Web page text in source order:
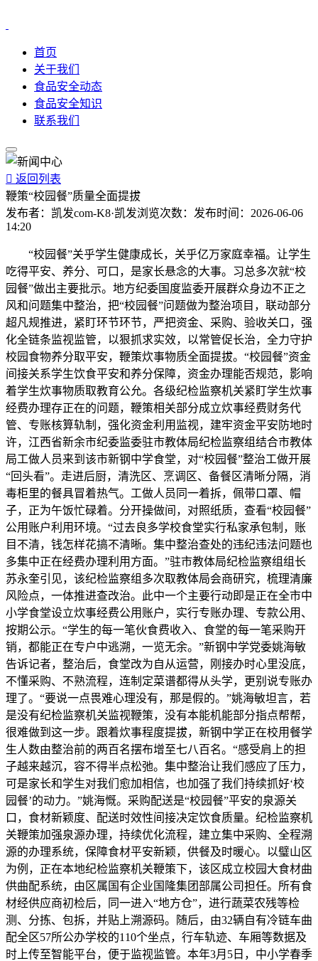
首页
关于我们
食品安全动态
食品安全知识
联系我们
 返回列表
鞭策“校园餐”质量全面提拔
发布者： 凯发com-K8·凯发浏览次数： 发布时间： 2026-06-06
14:20
“校园餐”关乎学生健康成长，关乎亿万家庭幸福。让学生
吃得平安、养分、可口，是家长悬念的大事。习总多次就“校
园餐”做出主要批示。地方纪委国度监委开展群众身边不正之
风和问题集中整治，把“校园餐”问题做为整治项目，联动部分
超凡规推进，紧盯环节环节，严把资金、采购、验收关口，强
化全链条监视监管，以狠抓求实效，以常管促长治，全力守护
校园食物养分取平安，鞭策炊事物质全面提拔。“校园餐”资金
间接关系学生饮食平安和养分保障，资金办理能否规范，影响
着学生炊事物质取教育公允。各级纪检监察机关紧盯学生炊事
经费办理存正在的问题，鞭策相关部分成立炊事经费财务代
管、专账核算轨制，强化资金利用监视，建牢资金平安防地时
许，江西省新余市纪委监委驻市教体局纪检监察组结合市教体
局工做人员来到该市新钢中学食堂，对“校园餐”整治工做开展
“回头看”。走进后厨，清洗区、烹调区、备餐区清晰分隔，消
毒柜里的餐具冒着热气。工做人员同一着拆，佩带口罩、帽
子，正为午饭忙碌着。分开操做间，对照纸质，查看“校园餐”
公用账户利用环境。“过去良多学校食堂实行私家承包制，账
目不清，钱怎样花搞不清晰。集中整治查处的违纪违法问题也
多集中正在经费办理利用方面。”驻市教体局纪检监察组组长
苏永奎引见，该纪检监察组多次取教体局会商研究，梳理清廉
风险点，一体推进查改治。此中一个主要行动即是正在全市中
小学食堂设立炊事经费公用账户，实行专账办理、专款公用、
按期公示。“学生的每一笔伙食费收入、食堂的每一笔采购开
销，都能正在专户中逃溯，一览无余。”新钢中学党委姚海敏
告诉记者，整治后，食堂改为自从运营，刚接办时心里没底，
不懂采购、不熟流程，连制定菜谱都得从头学，更别说专账办
理了。“要说一点畏难心理没有，那是假的。”姚海敏坦言，若
是没有纪检监察机关监视鞭策，没有本能机能部分指点帮帮，
很难做到这一步。跟着炊事程度提拔，新钢中学正在校用餐学
生人数由整治前的两百名摆布增至七八百名。“感受肩上的担
子越来越沉，容不得半点松弛。集中整治让我们感应了压力，
可是家长和学生对我们愈加相信，也加强了我们持续抓好‘校
园餐’的动力。”姚海慨。采购配送是“校园餐”平安的泉源关
口，食材新颖度、配送时效性间接决定饮食质量。纪检监察机
关鞭策加强泉源办理，持续优化流程，建立集中采购、全程溯
源的办理系统，保障食材平安新颖，供餐及时暖心。以璧山区
为例，正在本地纪检监察机关鞭策下，该区成立校园大食材曲
供曲配系统，由区属国有企业国隆集团部属公司担任。所有食
材经供应商初检后，同一进入“地方仓”，进行蔬菜农残等检
测、分拣、包拆，并贴上溯源码。随后，由32辆自有冷链车曲
配全区57所公办学校的110个坐点，行车轨迹、车厢等数据及
时上传至智能平台，便于监视监管。本年3月5日，中小学春季